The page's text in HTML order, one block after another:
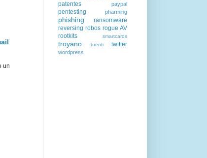
un
patentes
paypal
pentesting pharming
phishing
ransomware
reversing robos rogue AV
rootkits
smartcards
troyano tuenti twitter
wordpress